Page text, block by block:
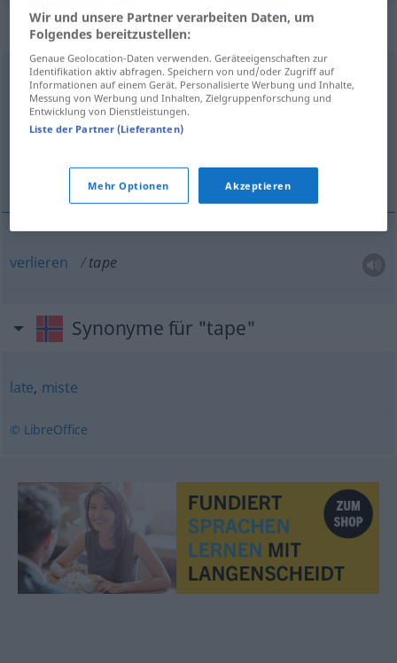
„tape“: transitives Verb
tapev/t
Übersicht aller Übersetzungen
(Für mehr Details die Übersetzung anklicken/antippen)
verlieren
verlieren tape
Synonyme für "tape"
late, miste
© LibreOffice
Wir und unsere Partner verarbeiten Daten, um
Folgendes bereitzustellen:
Genaue Geolocation-Daten verwenden. Geräteeigenschaften zur
Identifikation aktiv abfragen. Speichern von und/oder Zugriff auf
Informationen auf einem Gerät. Personalisierte Werbung und Inhalte,
Messung von Werbung und Inhalten, Zielgruppenforschung und
Entwicklung von Dienstleistungen.
Liste der Partner (Lieferanten)
Mehr Optionen Akzeptieren